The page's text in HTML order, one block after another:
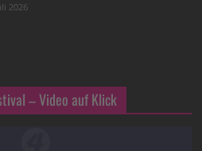
2026
– Video auf Klick